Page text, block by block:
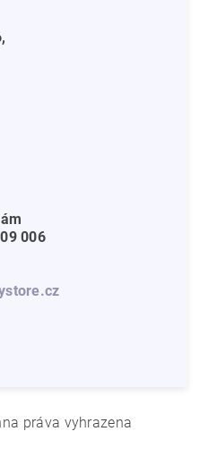
006
práva vyhrazena